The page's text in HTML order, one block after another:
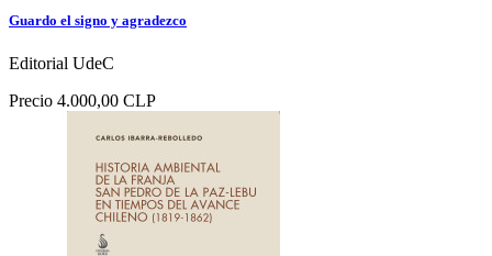
Guardo el signo y agradezco
Editorial UdeC
Precio 4.000,00 CLP